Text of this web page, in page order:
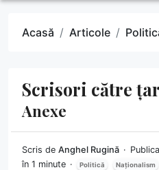
Acasă Articole
Scrisori către
Anexe
Scris de Anghel Rugină
în 1 minute
Politică Naționalism